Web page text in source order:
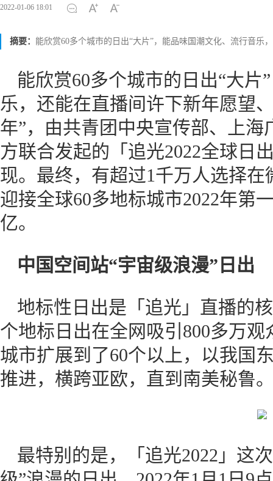
2022-01-06 18:01
摘要： 能欣赏60多个城市的日出“大片”，能品味国潮文化、流行音乐
能欣赏60多个城市的日出“大
乐，还能在直播间许下新年愿望
年”，由共青团中央宣传部、上
方联合发起的「追光2022全球日
现。最终，有超过1千万人选择
迎接全球60多地标城市2022年第
亿。
中国空间站“宇宙级浪漫”日出
地标性日出是「追光」直播的
个地标日出在全网吸引800多万
城市扩展到了60个以上，以我国
推进，横跨亚欧，直到南美秘鲁
最特别的是，「追光2022」这